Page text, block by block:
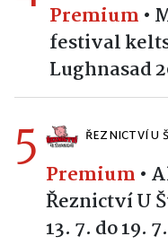
Premium •
festival
Lughnasad
5 ŘEZNICTVÍ U
Premium •
Řeznictví U
13. 7. do 19.